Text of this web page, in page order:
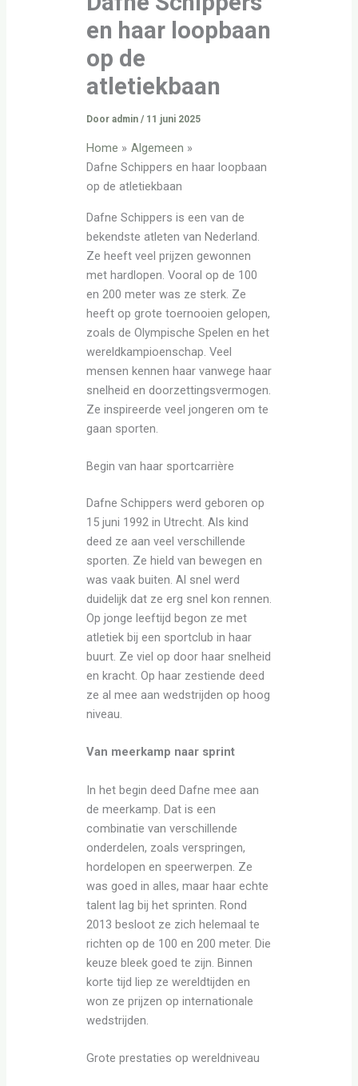
en haar loopbaan
op de
atletiekbaan
Door admin / 11 juni 2025
Home
Algemeen
Dafne Schippers en haar loopbaan
op de atletiekbaan
Dafne Schippers is een van de
bekendste atleten van Nederland.
Ze heeft veel prijzen gewonnen
met hardlopen. Vooral op de 100
en 200 meter was ze sterk. Ze
heeft op grote toernooien gelopen,
zoals de Olympische Spelen en het
wereldkampioenschap. Veel
mensen kennen haar vanwege haar
snelheid en doorzettingsvermogen.
Ze inspireerde veel jongeren om te
gaan sporten.
Begin van haar sportcarrière
Dafne Schippers werd geboren op
15 juni 1992 in Utrecht. Als kind
deed ze aan veel verschillende
sporten. Ze hield van bewegen en
was vaak buiten. Al snel werd
duidelijk dat ze erg snel kon rennen.
Op jonge leeftijd begon ze met
atletiek bij een sportclub in haar
buurt. Ze viel op door haar snelheid
en kracht. Op haar zestiende deed
ze al mee aan wedstrijden op hoog
niveau.
Van meerkamp naar sprint
In het begin deed Dafne mee aan
de meerkamp. Dat is een
combinatie van verschillende
onderdelen, zoals verspringen,
hordelopen en speerwerpen. Ze
was goed in alles, maar haar echte
talent lag bij het sprinten. Rond
2013 besloot ze zich helemaal te
richten op de 100 en 200 meter. Die
keuze bleek goed te zijn. Binnen
korte tijd liep ze wereldtijden en
won ze prijzen op internationale
wedstrijden.
Grote prestaties op wereldniveau